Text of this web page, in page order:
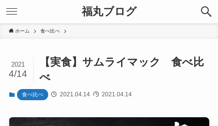
福丸ブログ
ホーム 食べ比べ
【実食】サムライマック 食べ比
べ
2021
4/14
食べ比べ 2021.04.14 2021.04.14